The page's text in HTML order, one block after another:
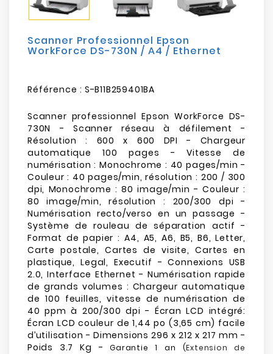
Mobilités
Scanner Professionnel Epson
WorkForce DS-730N / A4 / Ethernet
Référence : S-B11B259401BA
Scanner professionnel Epson WorkForce DS-
730N - Scanner réseau à défilement -
Résolution : 600 x 600 DPI - Chargeur
automatique 100 pages - Vitesse de
numérisation : Monochrome : 40 pages/min -
Couleur : 40 pages/min, résolution : 200 / 300
dpi, Monochrome : 80 image/min - Couleur :
80 image/min, résolution : 200/300 dpi -
Numérisation recto/verso en un passage -
Système de rouleau de séparation actif -
Format de papier : A4, A5, A6, B5, B6, Letter,
Carte postale, Cartes de visite, Cartes en
plastique, Legal, Executif - Connexions USB
2.0, Interface Ethernet - Numérisation rapide
de grands volumes : Chargeur automatique
de 100 feuilles, vitesse de numérisation de
40 ppm à 200/300 dpi - Écran LCD intégré:
Écran LCD couleur de 1,44 po (3,65 cm) facile
d’utilisation - Dimensions 296 x 212 x 217 mm -
Poids 3.7 Kg -Garantie 1 an (Extension de